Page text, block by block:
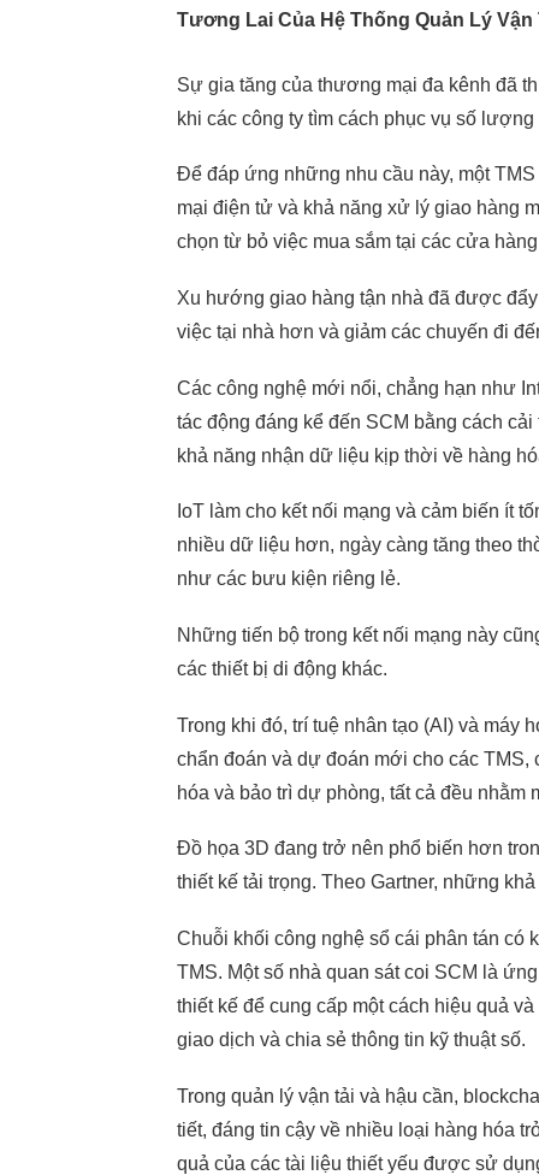
Tương Lai Của Hệ Thống Quản Lý Vận
Sự gia tăng của thương mại đa kênh đã
khi các công ty tìm cách phục vụ số
Để đáp ứng những nhu cầu này, một
mại điện tử và khả năng xử lý giao hàng
chọn từ bỏ việc mua sắm tại các cửa
Xu hướng giao hàng tận nhà đã được
việc tại nhà hơn và giảm các chuyến đi
Các công nghệ mới nổi, chẳng hạn như
tác động đáng kể đến SCM bằng cách
khả năng nhận dữ liệu kịp thời về hàng
IoT làm cho kết nối mạng và cảm biến ít
nhiều dữ liệu hơn, ngày càng tăng theo
như các bưu kiện riêng lẻ.
Những tiến bộ trong kết nối mạng này
các thiết bị di động khác.
Trong khi đó, trí tuệ nhân tạo (AI) và máy
chẩn đoán và dự đoán mới cho các
hóa và bảo trì dự phòng, tất cả đều nhằm
Đồ họa 3D đang trở nên phổ biến hơn
thiết kế tải trọng. Theo Gartner, những
Chuỗi khối công nghệ sổ cái phân tán có
TMS. Một số nhà quan sát coi SCM là
thiết kế để cung cấp một cách hiệu quả
giao dịch và chia sẻ thông tin kỹ thuật số.
Trong quản lý vận tải và hậu cần,
tiết, đáng tin cậy về nhiều loại hàng hóa
quả của các tài liệu thiết yếu được sử
Meksmart
Make it easy
Hãy cùng nhau
Giải quyết thông minh
Những vấn đề của bạn